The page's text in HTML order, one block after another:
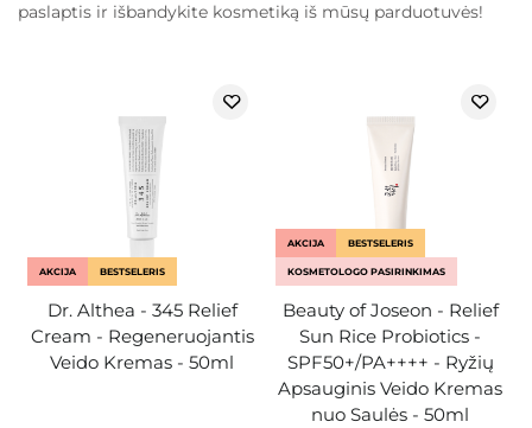
paslaptis ir išbandykite kosmetiką iš mūsų parduotuvės!
AKCIJA BESTSELERIS
Dr. Althea - 345 Relief
Cream - Regeneruojantis
Veido Kremas - 50ml
AKCIJA BESTSELERIS
KOSMETOLOGO PASIRINKIMAS
Beauty of Joseon - Relief
Sun Rice Probiotics -
SPF50+/PA++++ - Ryžių
Apsauginis Veido Kremas
nuo Saulės - 50ml